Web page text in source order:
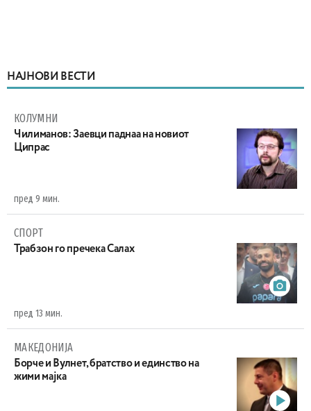
НАЈНОВИ ВЕСТИ
КОЛУМНИ
Чилиманов: Заевци паднаа на новиот
Ципрас
пред 9 мин.
СПОРТ
Трабзон го пречека Салах
пред 13 мин.
МАКЕДОНИЈА
Борче и Вулнет, братство и единство на
жими мајка